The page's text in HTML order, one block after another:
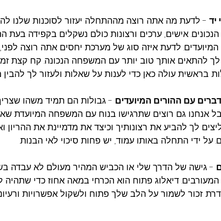
יד - לדעת מה אתה רוצה מההתחלה יעזור לסוכנות שלנו
אישים, ערכים ורצונות כולם נשקלים בקפידה בעת
המיועדים. לדעת איזה סוג של מערכת יחסים אתה רוצה
לך להתאים אותך טוב יותר עם המשפחה הנכונה. קח קצת
בראשית עולה כאן כדי לענות על שאלות ולעזור לך
עם ההורים המיועדים - גבולות הם תמיד משהו
אנחנו גם רוצים שתרגישו בנוח עם המשפחה המיועדת
לך להביע את רצונותיך וכיצד את מדמיינת את
על ידי התחלה באותו עמוד, יש פחות סיכוי לאי הבנות.
- גישה של הדרך שלי או הכביש המהיר מעולם לא עבדה
המעורבים. דיאלוג פתוח הוא הכרחי במאה אחוז כדי
זכור לשמור על הלב שלך פתוח ולשקול אפשרויות